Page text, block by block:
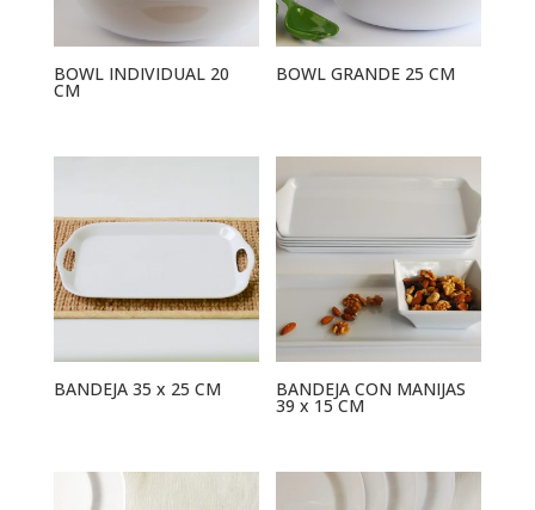
BOWL INDIVIDUAL 20
CM
BOWL GRANDE 25 CM
BANDEJA 35 x 25 CM BANDEJA CON MANIJAS
39 x 15 CM